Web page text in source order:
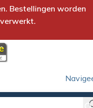
Bestellingen worden